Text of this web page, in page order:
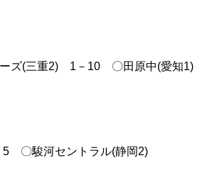
ーズ(三重2) 1－10 〇田原中(愛知1)
〇駿河セントラル(静岡2)